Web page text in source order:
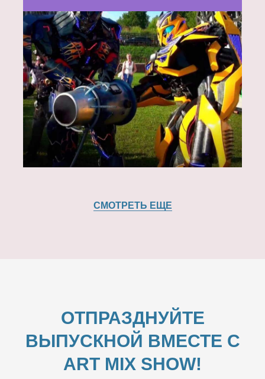
СМОТРЕТЬ ЕЩЕ
ОТПРАЗДНУЙТЕ
ВЫПУСКНОЙ ВМЕСТЕ С
ART MIX SHOW!